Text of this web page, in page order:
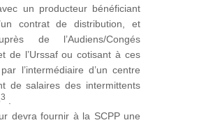
un producteur bénéficiant
contrat de distribution, et
de l’Audiens/Congés
de l’Urssaf ou cotisant à ces
l’intermédiaire d’un centre
de salaires des intermittents
3 .
devra fournir à la SCPP une